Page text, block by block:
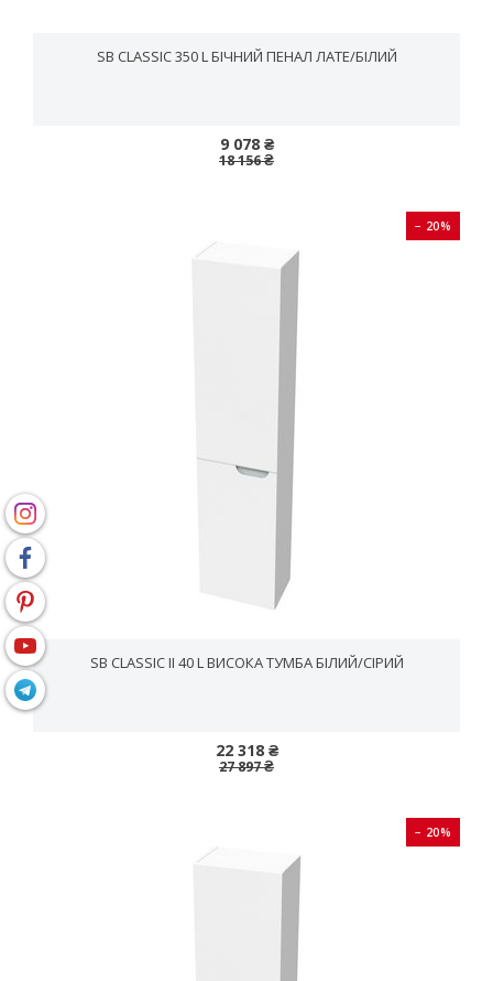
SB CLASSIC 350 L БІЧНИЙ ПЕНАЛ ЛАТЕ/БІЛИЙ
9 078 ₴
18 156 ₴
− 20%
SB CLASSIC II 40 L ВИСОКА ТУМБА БІЛИЙ/CІРИЙ
22 318 ₴
27 897 ₴
− 20%